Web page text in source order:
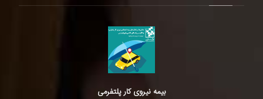
بیمه نیروی کار پلتفرمی